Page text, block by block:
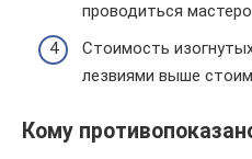
проводиться
Стоимость
лезвиями выше
Кому